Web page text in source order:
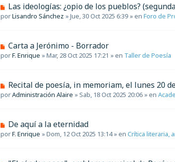
a
jm
e
a
j
N
u
m
e
a
j
Las ideologías: ¿opio de los pueblos?
porLisandro Sánchez »Jue, 30 Oct 2025 6:39 » en Foro de
N
u
m
e
a
j
Carta a Jerónimo - Borrador
porF. Enrique »Mar, 28 Oct 2025 17:21 » en Taller de Poesía
N
u
m
e
Recital de poesía, in memoriam, el lunes 20
porAdministración Alaire » Sab, 18 Oct 2025 20:06 » en
N
u
De aquí a la eternidad
porF. Enrique »Dom, 12 Oct 2025 13:14» en Crítica literaria,